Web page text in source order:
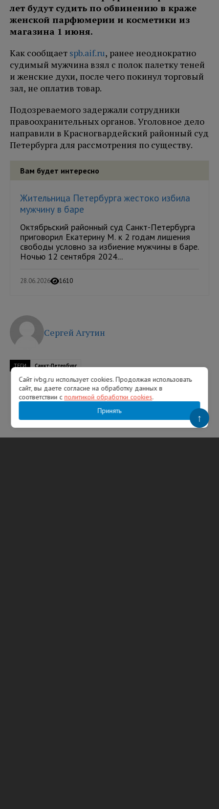
лет будут судить по обвинению в краже
женской парфюмерии и косметики из
магазина 1 июня.
Как сообщает spb.aif.ru, ранее неоднократно
судимый мужчина взял с полок палетку теней
и женские духи, после чего покинул торговый
зал, не оплатив товар.
Подозреваемого задержали сотрудники
правоохранительных органов. Уголовное дело
направили в Красногвардейский районный суд
Петербурга для рассмотрения по существу.
Вам будет интересно
Жительница Петербурга жестоко избила
мужчину в баре
Октябрьский районный суд Санкт-Петербурга
приговорил Екатерину М. к 2 годам лишения
свободы условно за избиение мужчины в баре.
Ночью 12 сентября 2024...
28.06.2026 1610
Сергей Агутин
ТЕГИ Санкт-Петербург
Сайт ivbg.ru использует cookies. Продолжая использовать
сайт, вы даете согласие на обработку данных в
соответствии с политикой обработки cookies.
Принять
↑